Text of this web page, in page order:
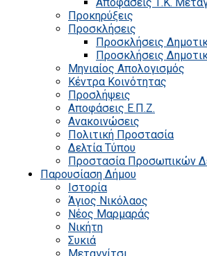
Προκηρύξεις
Προσκλήσεις
Προσκλήσεις
Προσκλήσεις
Μηνιαίος Απολογισμός
Κέντρα Κοινότητας
Προσλήψεις
Αποφάσεις Ε.Π.Ζ.
Ανακοινώσεις
Πολιτική Προστασία
Δελτία Τύπου
Προστασία Προσωπικών
Παρουσίαση Δήμου
Ιστορία
Άγιος Νικόλαος
Νέος Μαρμαράς
Νικήτη
Συκιά